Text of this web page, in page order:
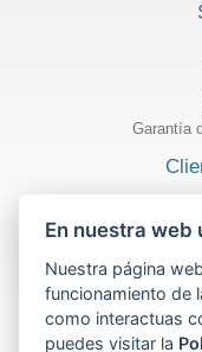
Garantía
En nuestra web
Nuestra página
funcionamiento de
como interactuas
puedes visitar la